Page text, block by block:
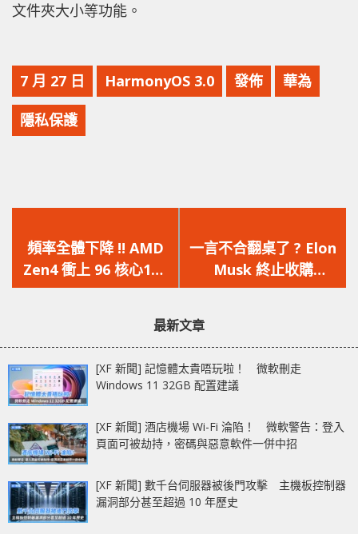
文件夾大小等功能。
7 月 27 日 HarmonyOS 3.0 發佈 華為
隱私保護
一
篇
文
頻率全體下降 !! AMD
Zen4 衝上 96 核心192
線程，功耗最高僅
一
篇
文
一言不合翻桌了 ? Elon
Musk 終止收購
Twitter，Twitter 要
最新文章
[XF 新聞] 記憶體太貴唔玩啦！ 微軟刪走
Windows 11 32GB 配置建議
[XF 新聞] 酒店機場 Wi-Fi 淪陷！ 微軟警告：登入
頁面可被劫持，密碼與惡意軟件一併中招
[XF 新聞] 數千台伺服器被後門攻擊 主機板控制器
漏洞部分甚至超過 10 年歷史